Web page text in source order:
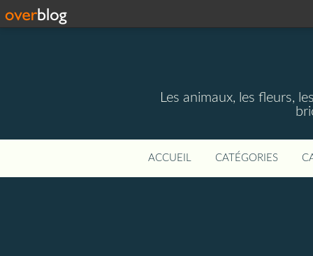
Les animaux, les fleurs,
ACCUEIL CATÉGORIES